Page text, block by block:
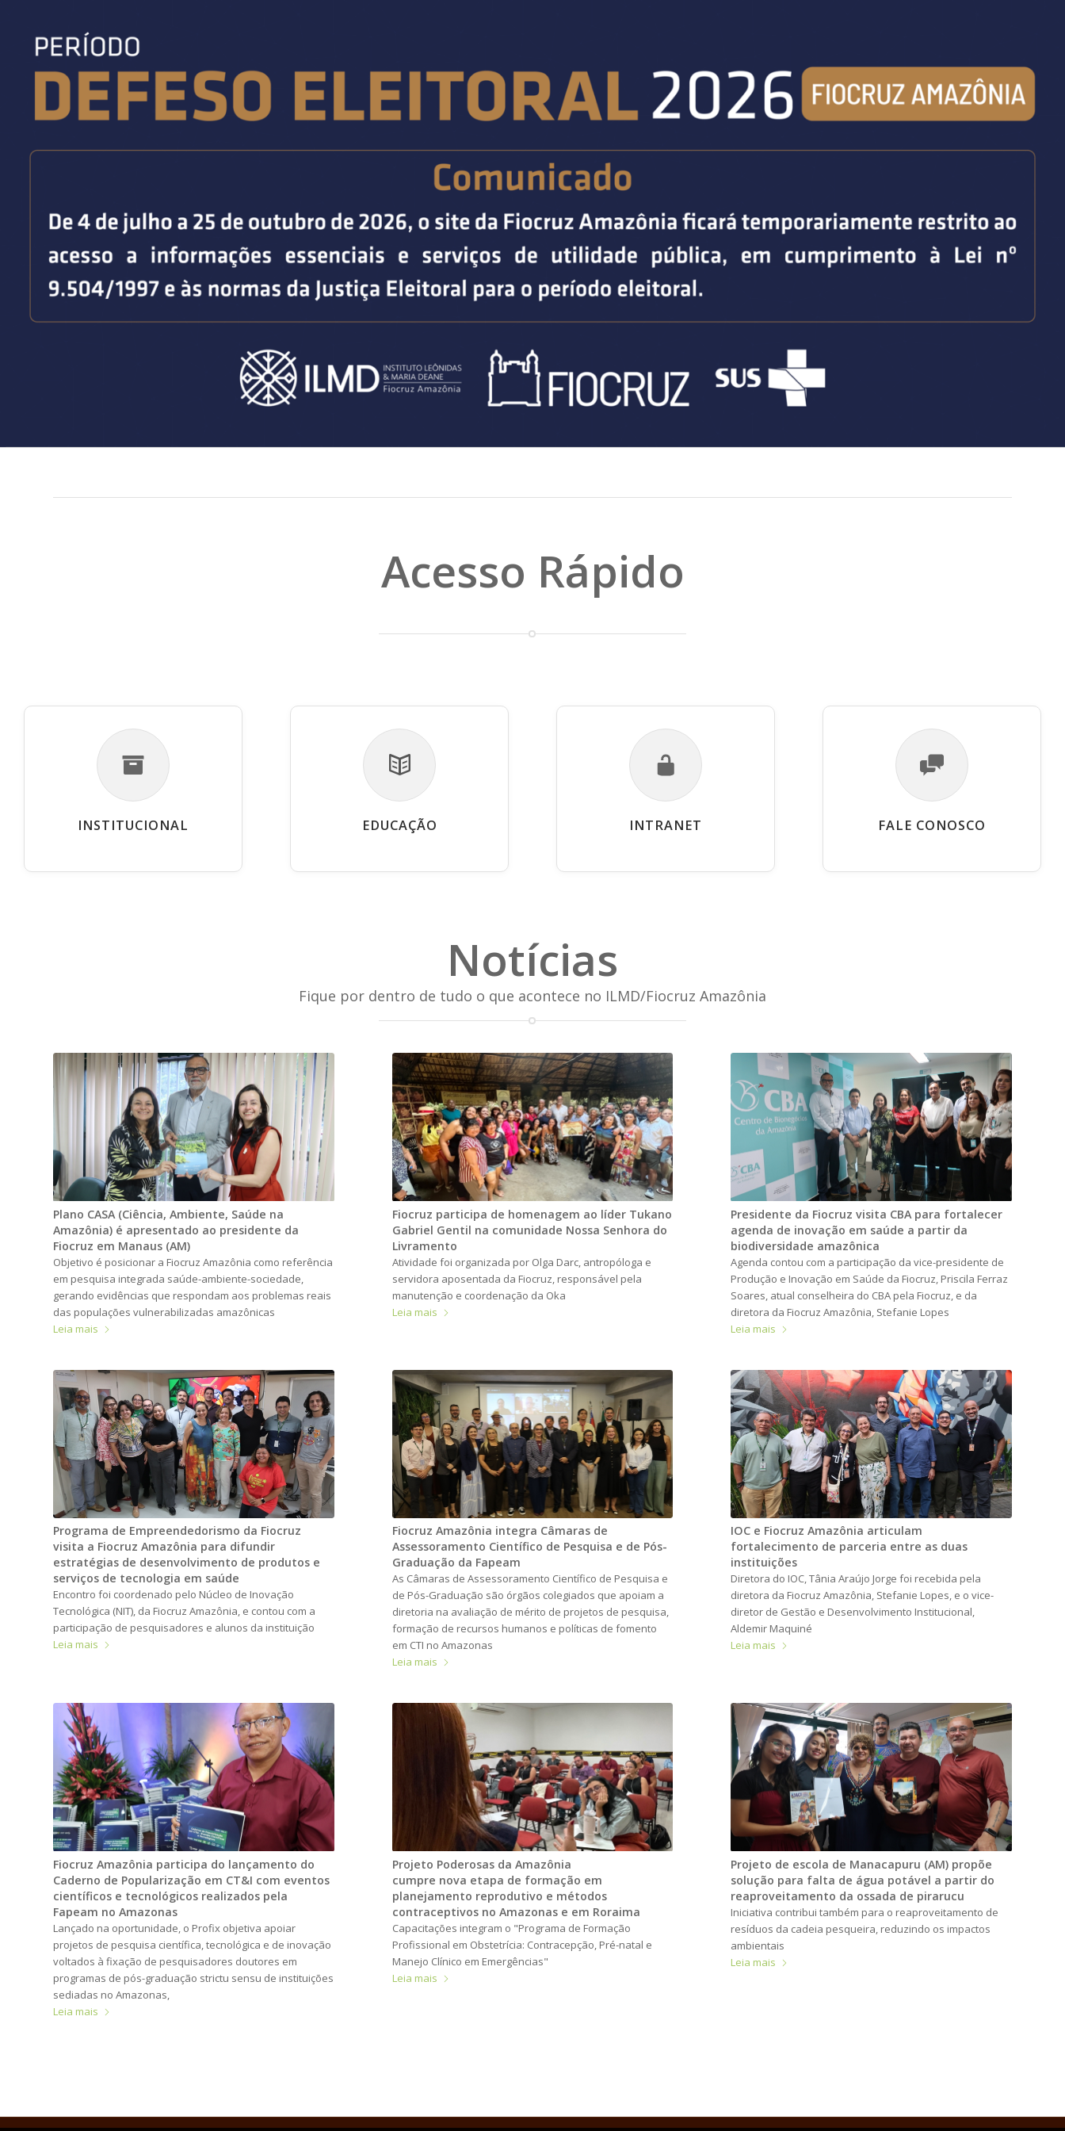
Acesso Rápido
INSTITUCIONAL EDUCAÇÃO INTRANET FALE CONOSCO
Notícias
Fique por dentro de tudo o que acontece no ILMD/Fiocruz Amazônia
Plano CASA (Ciência, Ambiente, Saúde na
Amazônia) é apresentado ao presidente da
Fiocruz em Manaus (AM)
Objetivo é posicionar a Fiocruz Amazônia como referência
em pesquisa integrada saúde-ambiente-sociedade,
gerando evidências que respondam aos problemas reais
das populações vulnerabilizadas amazônicas
Leia mais
Fiocruz participa de homenagem ao líder Tukano
Gabriel Gentil na comunidade Nossa Senhora do
Livramento
Atividade foi organizada por Olga Darc, antropóloga e
servidora aposentada da Fiocruz, responsável pela
manutenção e coordenação da Oka
Leia mais
Presidente da Fiocruz visita CBA para fortalecer
agenda de inovação em saúde a partir da
biodiversidade amazônica
Agenda contou com a participação da vice-presidente de
Produção e Inovação em Saúde da Fiocruz, Priscila Ferraz
Soares, atual conselheira do CBA pela Fiocruz, e da
diretora da Fiocruz Amazônia, Stefanie Lopes
Leia mais
Programa de Empreendedorismo da Fiocruz
visita a Fiocruz Amazônia para difundir
estratégias de desenvolvimento de produtos e
serviços de tecnologia em saúde
Encontro foi coordenado pelo Núcleo de Inovação
Tecnológica (NIT), da Fiocruz Amazônia, e contou com a
participação de pesquisadores e alunos da instituição
Leia mais
Fiocruz Amazônia integra Câmaras de
Assessoramento Científico de Pesquisa e de Pós-
Graduação da Fapeam
As Câmaras de Assessoramento Científico de Pesquisa e
de Pós-Graduação são órgãos colegiados que apoiam a
diretoria na avaliação de mérito de projetos de pesquisa,
formação de recursos humanos e políticas de fomento
em CTI no Amazonas
Leia mais
IOC e Fiocruz Amazônia articulam
fortalecimento de parceria entre as duas
instituições
Diretora do IOC, Tânia Araújo Jorge foi recebida pela
diretora da Fiocruz Amazônia, Stefanie Lopes, e o vice-
diretor de Gestão e Desenvolvimento Institucional,
Aldemir Maquiné
Leia mais
Fiocruz Amazônia participa do lançamento do
Caderno de Popularização em CT&I com eventos
científicos e tecnológicos realizados pela
Fapeam no Amazonas
Lançado na oportunidade, o Profix objetiva apoiar
projetos de pesquisa científica, tecnológica e de inovação
voltados à fixação de pesquisadores doutores em
programas de pós-graduação strictu sensu de instituições
sediadas no Amazonas,
Leia mais
Projeto Poderosas da Amazônia
cumpre nova etapa de formação em
planejamento reprodutivo e métodos
contraceptivos no Amazonas e em Roraima
Capacitações integram o "Programa de Formação
Profissional em Obstetrícia: Contracepção, Pré-natal e
Manejo Clínico em Emergências"
Leia mais
Projeto de escola de Manacapuru (AM) propõe
solução para falta de água potável a partir do
reaproveitamento da ossada de pirarucu
Iniciativa contribui também para o reaproveitamento de
resíduos da cadeia pesqueira, reduzindo os impactos
ambientais
Leia mais